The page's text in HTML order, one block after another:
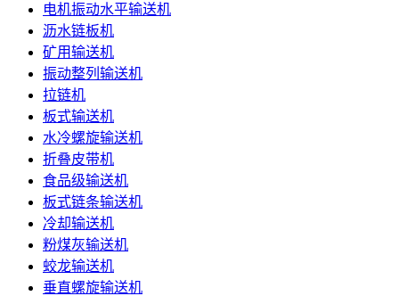
电机振动水平输送机
沥水链板机
矿用输送机
振动整列输送机
拉链机
板式输送机
水冷螺旋输送机
折叠皮带机
食品级输送机
板式链条输送机
冷却输送机
粉煤灰输送机
蛟龙输送机
垂直螺旋输送机